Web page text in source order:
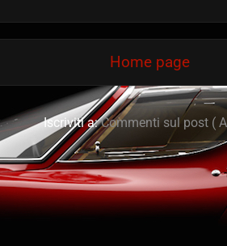
Home page
Iscriviti a:Commenti sul post (